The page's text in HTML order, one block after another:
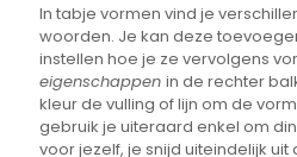
In tabje vormen vind je
woorden. Je kan deze
instellen hoe je ze vervolgens
eigenschappen in de rechter
kleur de vulling of lijn om de
gebruik je uiteraard enkel om
voor jezelf, je snijd uiteindelijk